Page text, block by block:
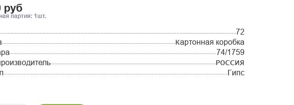
руб
партия: 1шт.
72
Картонная коробка
74/1759
РОССИЯ
Гипс